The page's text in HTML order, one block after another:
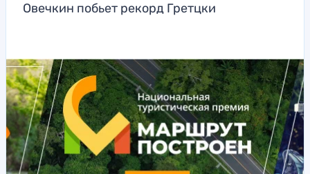
Овечкин побьет рекорд Гретцки